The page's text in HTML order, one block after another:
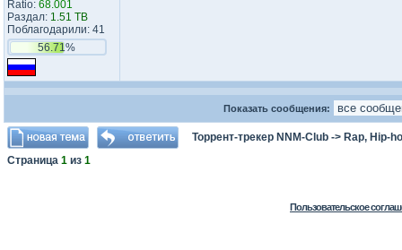
Ratio: 68.001
Раздал: 1.51 TB
Поблагодарили: 41
56.71%
Показать сообщения:
Торрент-трекер NNM-Club -> Rap, Hip-
Страница 1 из 1
Пользовательское